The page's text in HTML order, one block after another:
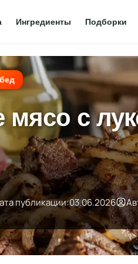
Ингредиенты Подборки
мясо с
публикации:03.06.2026